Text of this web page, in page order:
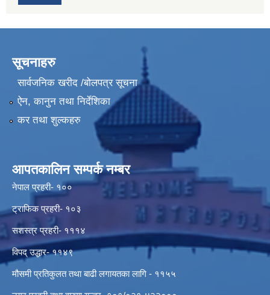
सूचनाहरु
सार्वजनिक खरीद /बोलपत्र सूचना
ऐन, कानुन तथा निर्देशिका
कर तथा शुल्कहरु
आपतकालिन सम्पर्क नम्बर
नेपाल प्रहरी- १००
ट्राफिक प्रहरी- १०३
सशस्त्र प्रहरी- १११४
विपद् उद्धार- ११४९
मौसमी प्रतिकुलत तथा बाढी लगायतका लागि - ११५५